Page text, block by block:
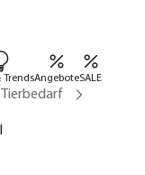
TrendsAngeboteSALE